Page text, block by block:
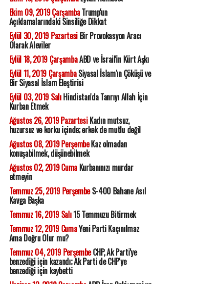
Ekim 09, 2019 ÇarşambaTrump'un
Açıklamalarındaki Sinsiliğe Dikkat
Eylül 30, 2019 PazartesiBir Provokasyon Aracı
Olarak Aleviler
Eylül 18, 2019 ÇarşambaABD ve İsrail'in Kürt Aşkı
Eylül 11, 2019 ÇarşambaSiyasal İslam'ın Çöküşü ve
Bir Siyasal İslam Eleştirisi
Eylül 03, 2019 SalıHindistan'da Tanrıyı Allah İçin
Kurban Etmek
Ağustos 26, 2019 PazartesiKadın mutsuz,
huzursuz ve korku içinde; erkek de mutlu değil
Ağustos 08, 2019 PerşembeKaz olmadan
konuşabilmek, düşünebilmek
Ağustos 02, 2019 CumaKurbanınızı murdar
etmeyin
Temmuz 25, 2019 PerşembeS-400 Bahane Asıl
Kavga Başka
Temmuz 16, 2019 Salı15 Temmuzu Bitirmek
Temmuz 12, 2019 CumaYeni Parti Kaçınılmaz
Ama Doğru Olur mu?
Temmuz 04, 2019 PerşembeCHP, Ak Parti'ye
benzediği için kazandı; Ak Parti de CHP'ye
benzediği için kaybetti